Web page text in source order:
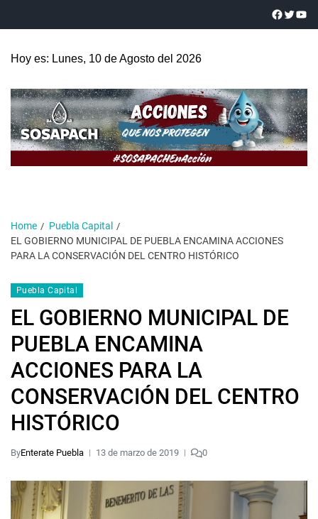
Hoy es: Lunes, 10 de Agosto del 2026
Home
Puebla Capital
EL GOBIERNO MUNICIPAL DE PUEBLA ENCAMINA ACCIONES
PARA LA CONSERVACIÓN DEL CENTRO HISTÓRICO
Puebla Capital
EL GOBIERNO MUNICIPAL DE
PUEBLA ENCAMINA
ACCIONES PARA LA
CONSERVACIÓN DEL CENTRO
HISTÓRICO
ByEnterate Puebla 13 de marzo de 2019 0